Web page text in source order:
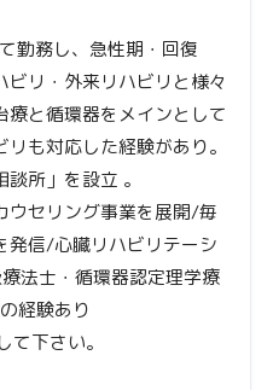
勤務し、急性期・回復
リ・外来リハビリと様々
と循環器をメインとして
も対応した経験があり。
所」を設立 。
ウセリング事業を展開/毎
発信/心臓リハビリテーシ
法士・循環器認定理学療
経験あり
て下さい。